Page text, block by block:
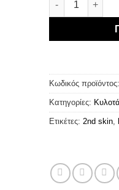
Κωδικός προϊόντος:
Κατηγορίες:
Ετικέτες: 2nd skin